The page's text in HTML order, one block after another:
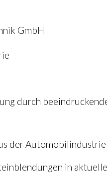
GmbH
durch
der Automobilindustrie
in